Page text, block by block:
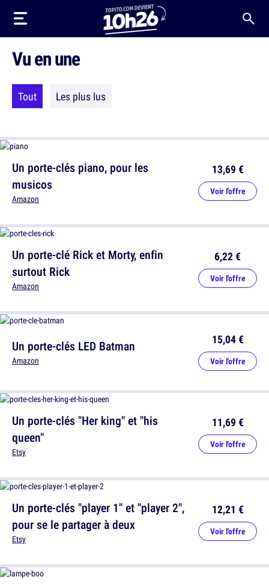
Vu en une
Tout Les plus lus
Un porte-clés piano, pour les
musicos
Amazon
13,69 €
Voir l'offre
Un porte-clés LED Batman
Amazon
15,04 €
Voir l'offre
Un porte-clés "player 1" et "player 2",
pour se le partager à deux
Etsy
12,21 €
Voir l'offre
Un porte-clé Rick et Morty, enfin
surtout Rick
Amazon
6,22 €
Voir l'offre
Un porte-clés "Her king" et "his
queen"
Etsy
11,69 €
Voir l'offre